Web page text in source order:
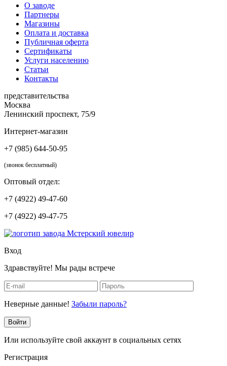
О заводе
Партнеры
Магазины
Оплата и доставка
Публичная оферта
Сертификаты
Услуги населению
Статьи
Контакты
представительства
Москва
Ленинский проспект, 75/9
Интернет-магазин
+7 (985) 644-50-95
(звонок бесплатный)
Оптовый отдел:
+7 (4922) 49-47-60
+7 (4922) 49-47-75
Вход
Здравствуйте! Мы рады встрече
Неверные данные! Забыли пароль?
Войти
Или используйте свой аккаунт в социальных сетях
Регистрация